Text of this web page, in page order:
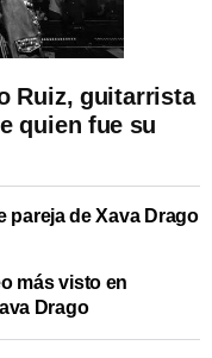
Ruiz, guitarrista
quien fue su
pareja de Xava Drago
más visto en
Drago